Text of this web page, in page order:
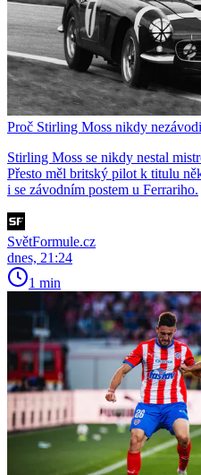
Proč Stirling Moss nikdy
Stirling Moss se nikdy nestal
Přesto měl britský pilot k titulu
i se závodním postem u Ferrariho.
SvětFormule.cz
dnes, 21:24
1 min